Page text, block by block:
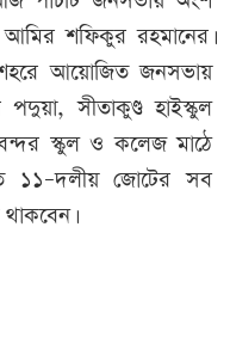
শফিকুর রহমানের।
শহরে আয়োজিত জনসভায়
সীতাকুণ্ড হাইস্কুল
স্কুল ও কলেজ মাঠে
১১–দলীয় জোটের সব